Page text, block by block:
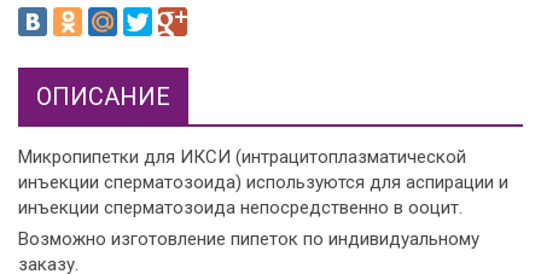
ОПИСАНИЕ
Микропипетки для ИКСИ (интрацитоплазматической
инъекции сперматозоида) используются для аспирации и
инъекции сперматозоида непосредственно в ооцит.
Возможно изготовление пипеток по индивидуальному
заказу.